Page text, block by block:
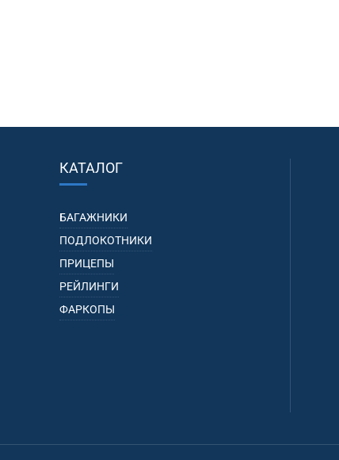
КАТАЛОГ
БАГАЖНИКИ
ПОДЛОКОТНИКИ
ПРИЦЕПЫ
РЕЙЛИНГИ
ФАРКОПЫ